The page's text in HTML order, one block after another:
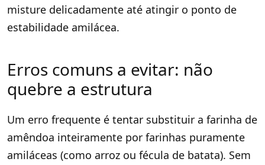
misture delicadamente até atingir o ponto de
estabilidade amilácea.
Erros comuns a evitar: não
quebre a estrutura
Um erro frequente é tentar substituir a farinha de
amêndoa inteiramente por farinhas puramente
amiláceas (como arroz ou fécula de batata). Sem